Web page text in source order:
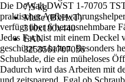
7,5 kg
Maße (BxHxT)
310x180x440
EAN
3253561707056
Die DeWalt DWST 1-70705
praktischer
verfügt über 6 herausnehmbare
Jedes Fach ist mit einem Deckel
geschützt zu halten. Besonders
Schublade, die ein müheloses
Dadurch wird das Arbeiten mit